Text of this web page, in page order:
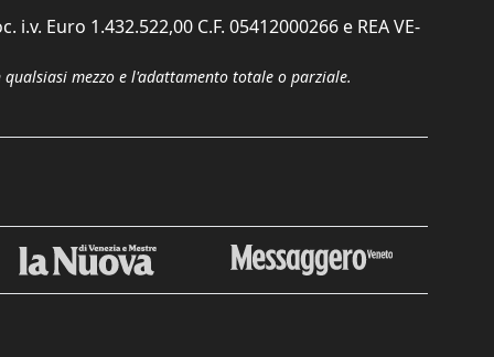
Euro 1.432.522,00 C.F. 05412000266 e REA VE-
mezzo e l'adattamento totale o parziale.